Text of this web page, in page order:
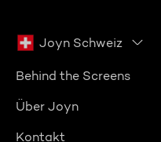
Joyn Schweiz
Behind the Screens
Über Joyn
Kontakt